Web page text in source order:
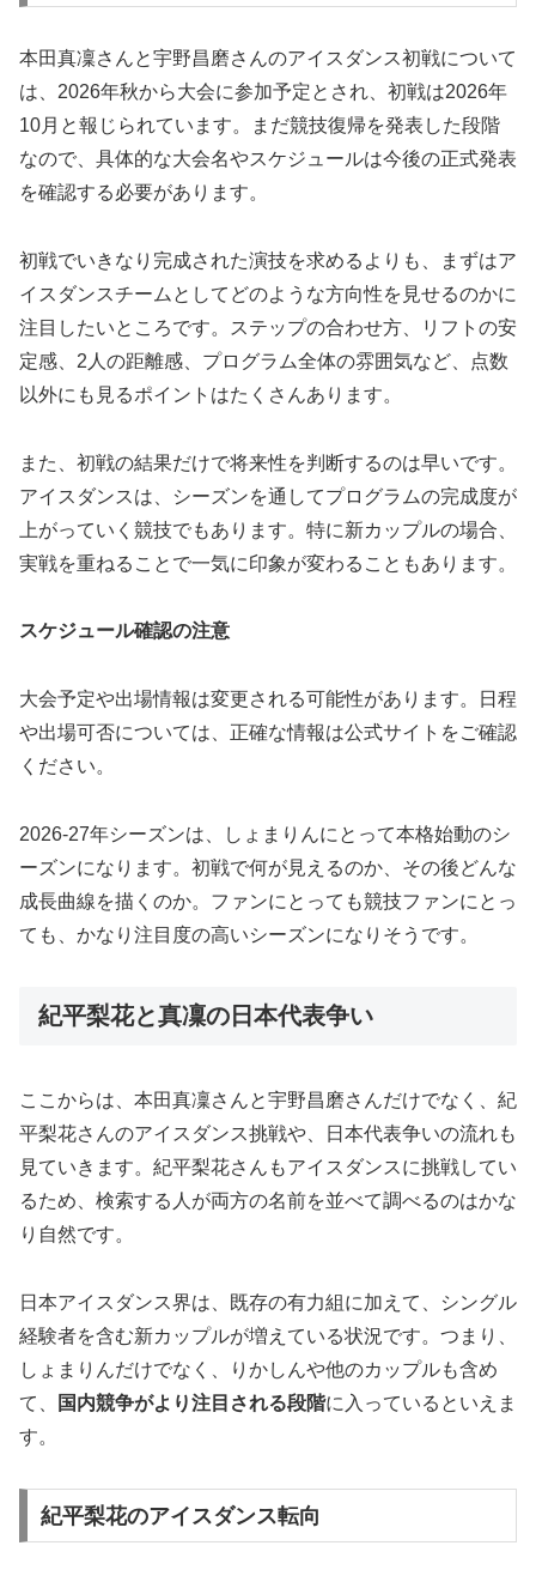
本田真凜さんと宇野昌磨さんのアイスダンス初戦について
は、2026年秋から大会に参加予定とされ、初戦は2026年
10月と報じられています。まだ競技復帰を発表した段階
なので、具体的な大会名やスケジュールは今後の正式発表
を確認する必要があります。
初戦でいきなり完成された演技を求めるよりも、まずはア
イスダンスチームとしてどのような方向性を見せるのかに
注目したいところです。ステップの合わせ方、リフトの安
定感、2人の距離感、プログラム全体の雰囲気など、点数
以外にも見るポイントはたくさんあります。
また、初戦の結果だけで将来性を判断するのは早いです。
アイスダンスは、シーズンを通してプログラムの完成度が
上がっていく競技でもあります。特に新カップルの場合、
実戦を重ねることで一気に印象が変わることもあります。
スケジュール確認の注意
大会予定や出場情報は変更される可能性があります。日程
や出場可否については、正確な情報は公式サイトをご確認
ください。
2026-27年シーズンは、しょまりんにとって本格始動のシ
ーズンになります。初戦で何が見えるのか、その後どんな
成長曲線を描くのか。ファンにとっても競技ファンにとっ
ても、かなり注目度の高いシーズンになりそうです。
紀平梨花と真凜の日本代表争い
ここからは、本田真凜さんと宇野昌磨さんだけでなく、紀
平梨花さんのアイスダンス挑戦や、日本代表争いの流れも
見ていきます。紀平梨花さんもアイスダンスに挑戦してい
るため、検索する人が両方の名前を並べて調べるのはかな
り自然です。
日本アイスダンス界は、既存の有力組に加えて、シングル
経験者を含む新カップルが増えている状況です。つまり、
しょまりんだけでなく、りかしんや他のカップルも含め
て、
国内競争がより注目される段階に入っているといえま
す。
紀平梨花のアイスダンス転向